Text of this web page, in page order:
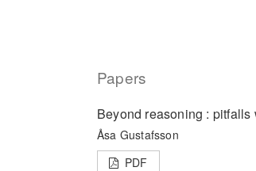
Papers
Beyond reasoning :
Åsa Gustafsson
PDF